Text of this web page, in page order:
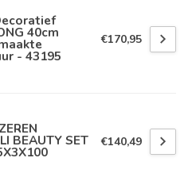
40cm
- 43195
€170,95
BEAUTY SET €140,49